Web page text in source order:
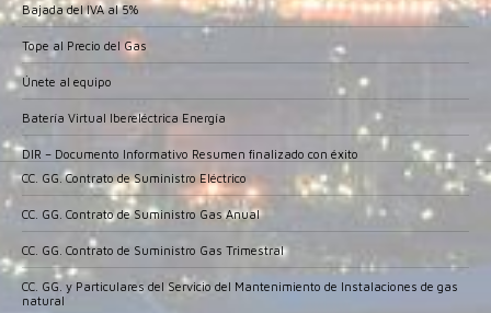
Bajada del IVA al 5%
Tope al Precio del Gas
Únete al equipo
Batería Virtual Ibereléctrica Energía
DIR – Documento Informativo Resumen finalizado con éxito
CC. GG. Contrato de Suministro Eléctrico
CC. GG. Contrato de Suministro Gas Anual
CC. GG. Contrato de Suministro Gas Trimestral
CC. GG. y Particulares del Servicio del Mantenimiento de Instalaciones de gas
natural